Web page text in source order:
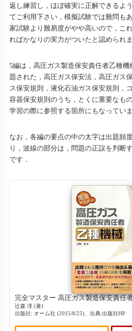
返し練習し，ほぼ確実に正解できるよ
てご利用下さい，模擬試験では難問も
家試験より難易度がやや高いので，こ
ればかなりの実力がついたと認められま
5編は，高圧ガス製造保安責任者乙種機
題された，高圧ガス保安法，高圧ガス
ス保安規則，液化石油ガス保安規則，
容器保安規則のうち，とくに重要なも
学習の際に参照する箇所にもなっていま
なお，各編の要点の中の太字は出題頻
り，波線の部分は，問題の正誤を判断
です．
完全マスター 高圧ガス製造保安責任
辻森 淳 (著)
出版社: オーム社 (2015/8/25)、出典:出版社HP